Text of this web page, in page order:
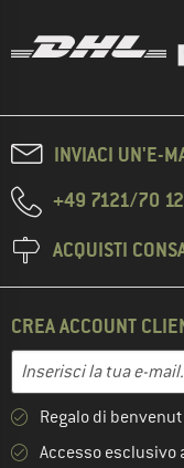
INVIACI UN'E-
+49 7121/70
ACQUISTI
CREA ACCOUNT
Indirizzo e-mail
Inserisci qui il tuo
Regalo di
Accesso esclusivo